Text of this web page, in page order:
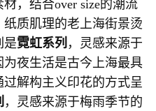
，结合over size的潮流
质肌理的老上海街景烫
是霓虹系列 ，灵感来源于
夜生活是古今上海最具
解构主义印花的方式呈
，灵感来源于梅雨季节的